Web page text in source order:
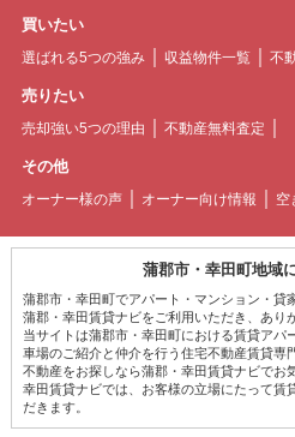
買いたい
選ばれる5つの強み 収益物件一覧 不
売りたい
売却強い5つの理由 不動産無料査定
その他
オーナー様の声 オーナー向け情報 空
蒲郡市・幸田町地域
蒲郡市・幸田町でアパート・マンション・貸
蒲郡・幸田賃貸ナビをご利用いただき、あり
当サイトは蒲郡市・幸田町における賃貸アパ
車場のご紹介と仲介を行う住宅不動産賃貸専
不動産をお探しなら蒲郡・幸田賃貸ナビでお
幸田賃貸ナビでは、お客様の立場にたって賃
だきます。